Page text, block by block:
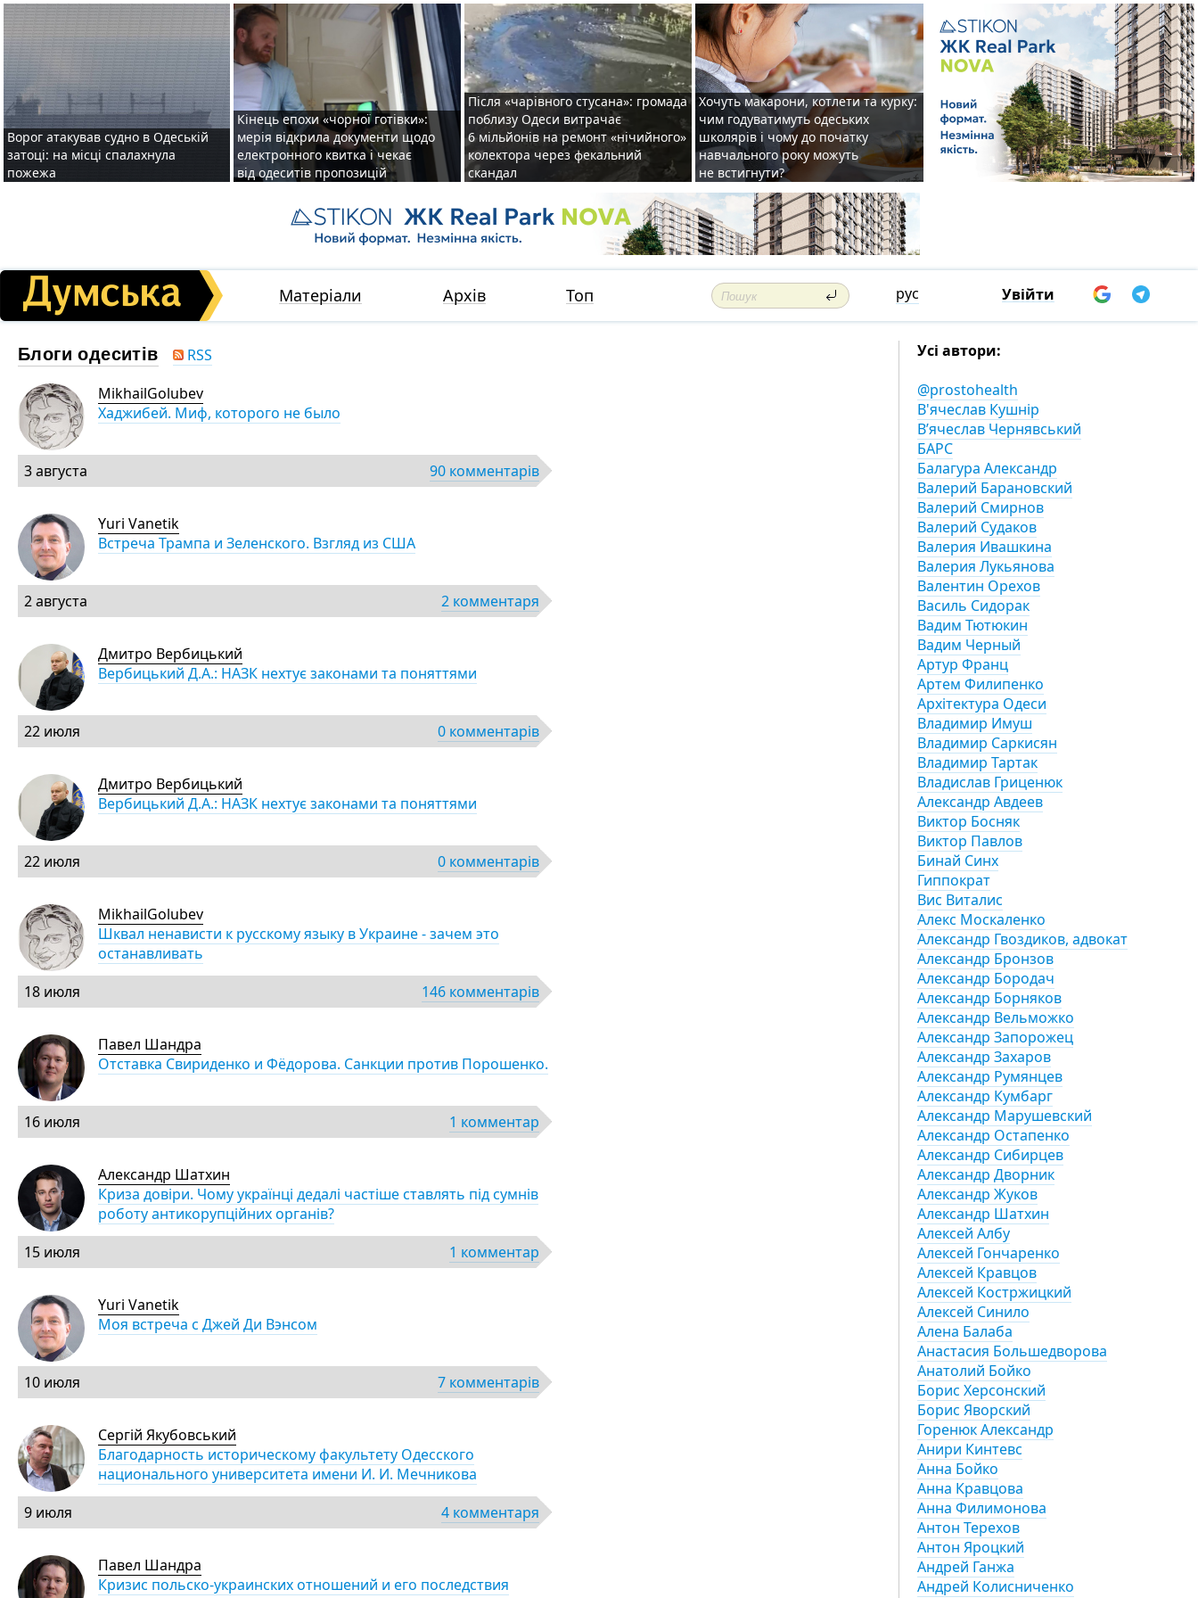
Ворог атакував судно в Одеській
затоці: на місці спалахнула
пожежа
Кінець епохи «чорної готівки»:
мерія відкрила документи щодо
електронного квитка і чекає
від одеситів пропозицій
Після «чарівного стусана»: громада
поблизу Одеси витрачає
6 мільйонів на ремонт «нічийного»
колектора через фекальний
скандал
Хочуть макарони, котлети та курку:
чим годуватимуть одеських
школярів і чому до початку
навчального року можуть
не встигнути?
Матеріали Архів Топ рус Увійти
Блоги одеситів
RSS
MikhailGolubev
Хаджибей. Миф, которого не было
3 августа 90 комментарів
Yuri Vanetik
Встреча Трампа и Зеленского. Взгляд из США
2 августа 2 комментаря
Дмитро Вербицький
Вербицький Д.А.: НАЗК нехтує законами та поняттями
22 июля 0 комментарів
Дмитро Вербицький
Вербицький Д.А.: НАЗК нехтує законами та поняттями
22 июля 0 комментарів
MikhailGolubev
Шквал ненависти к русскому языку в Украине - зачем это
останавливать
18 июля
146 комментарів
Павел Шандра
Отставка Свириденко и Фёдорова. Санкции против Порошенко.
16 июля 1 комментар
Александр Шатхин
Криза довіри. Чому українці дедалі частіше ставлять під сумнів
роботу антикорупційних органів?
15 июля
1 комментар
Yuri Vanetik
Моя встреча с Джей Ди Вэнсом
10 июля 7 комментарів
Сергій Якубовський
Благодарность историческому факультету Одесского
национального университета имени И. И. Мечникова
9 июля
4 комментаря
Павел Шандра
Кризис польско-украинских отношений и его последствия
Усі автори:
@prostohealth
В'ячеслав Кушнір
Вʼячеслав Чернявський
БАРС
Балагура Александр
Валерий Барановский
Валерий Смирнов
Валерий Судаков
Валерия Ивашкина
Валерия Лукьянова
Валентин Орехов
Василь Сидорак
Вадим Тютюкин
Вадим Черный
Артур Франц
Артем Филипенко
Архітектура Одеси
Владимир Имуш
Владимир Саркисян
Владимир Тартак
Владислав Гриценюк
Алeксандр Aвдеев
Виктор Босняк
Виктор Павлов
Бинай Синх
Гиппократ
Вис Виталис
Алекс Москаленко
Александр Гвоздиков, адвокат
Александр Бронзов
Александр Бородач
Александр Борняков
Александр Вельможко
Александр Запорожец
Александр Захаров
Александр Румянцев
Александр Кумбарг
Александр Марушевский
Александр Остапенко
Александр Сибирцев
Александр Дворник
Александр Жуков
Александр Шатхин
Алексей Албу
Алексей Гончаренко
Алексей Кравцов
Алексей Костржицкий
Алексей Синило
Алена Балаба
Анастасия Большедворова
Анатолий Бойко
Борис Херсонский
Борис Яворский
Горенюк Александр
Анири Кинтевс
Анна Бойко
Анна Кравцова
Анна Филимонова
Антон Терехов
Антон Яроцкий
Андрей Ганжа
Андрей Колисниченко